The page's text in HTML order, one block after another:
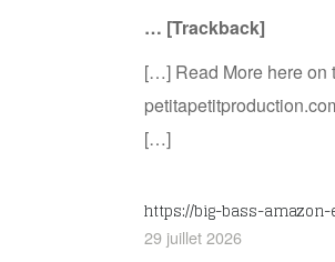
… [Trackback]
[…] Read More here on
[…]
https://big-bass-
29 juillet 2026